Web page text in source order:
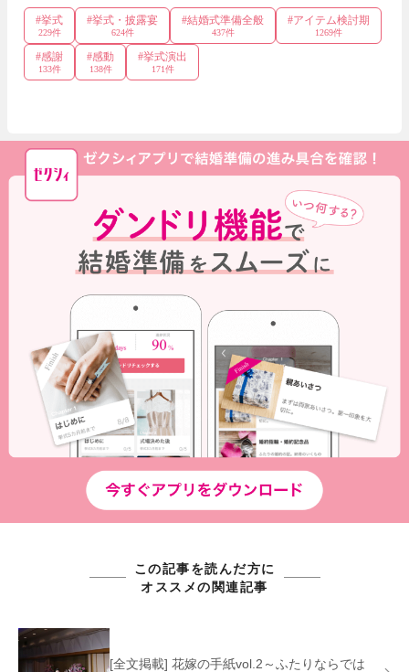
#挙式
229件
#挙式・披露宴
624件
#結婚式準備全般
437件
#アイテム検討期
1269件
#感謝
133件
#感動
138件
#挙式演出
171件
この記事を読んだ方に
オススメの関連記事
[全文掲載] 花嫁の手紙vol.2～ふたりならでは